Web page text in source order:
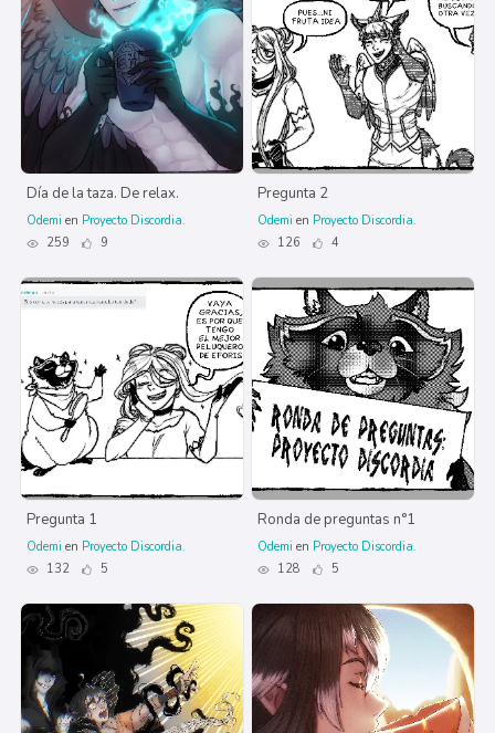
Día de la taza. De relax.
Odemi en Proyecto Discordia.
259
9
Pregunta 2
Odemi en Proyecto Discordia.
126
4
Pregunta 1
Odemi en Proyecto Discordia.
132
5
Ronda de preguntas n°1
Odemi en Proyecto Discordia.
128
5